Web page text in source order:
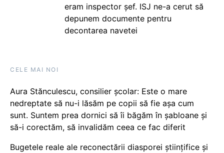
eram inspector șef. ISJ ne-a cerut să
depunem documente pentru
decontarea navetei
CELE MAI NOI
Aura Stănculescu, consilier școlar: Este o mare
nedreptate să nu-i lăsăm pe copii să fie așa cum
sunt. Suntem prea dornici să îi băgăm în șabloane și
să-i corectăm, să invalidăm ceea ce fac diferit
Bugetele reale ale reconectării diasporei științifice și